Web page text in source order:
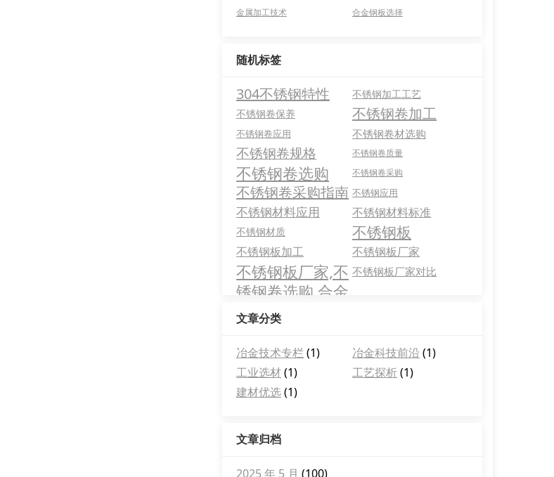
金属加工技术
合金钢板选择
随机标签
304不锈钢特性
不锈钢加工工艺
不锈钢卷保养
不锈钢卷加工
不锈钢卷应用 不锈钢卷材选购
不锈钢卷规格 不锈钢卷质量
不锈钢卷选购 不锈钢卷采购
不锈钢卷采购指南 不锈钢应用
不锈钢材料应用 不锈钢材料标准
不锈钢材质 不锈钢板
不锈钢板加工 不锈钢板厂家
不锈钢板厂家,不
锈钢卷选购,合金
钢板应用
不锈钢板厂家对比
文章分类
冶金技术专栏 (1) 冶金科技前沿 (1)
工业选材(1) 工艺探析(1)
建材优选(1)
文章归档
2025 年 5 月 (100)